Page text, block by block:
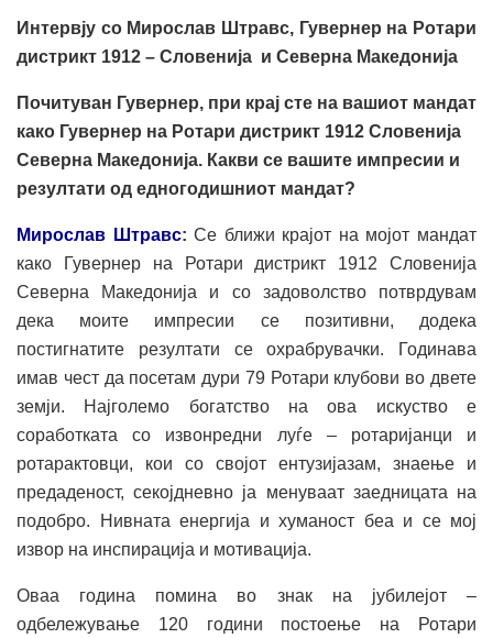
Интервју со Мирослав Штравс, Гувернер на Ротари
дистрикт 1912 – Словенија и Северна Македонија
Почитуван Гувернер, при крај сте на вашиот мандат
како Гувернер на Ротари дистрикт 1912 Словенија
Северна Македонија. Какви се вашите импресии и
резултати од едногодишниот мандат?
Мирослав Штравс:Се ближи крајот на мојот мандат
како Гувернер на Ротари дистрикт 1912 Словенија
Северна Македонија и со задоволство потврдувам
дека моите импресии се позитивни, додека
постигнатите резултати се охрабрувачки. Годинава
имав чест да посетам дури 79 Ротари клубови во двете
земји. Најголемо богатство на ова искуство е
соработката со извонредни луѓе – ротаријанци и
ротарактовци, кои со својот ентузијазам, знаење и
предаденост, секојдневно ја менуваат заедницата на
подобро. Нивната енергија и хуманост беа и се мој
извор на инспирација и мотивација.
Оваа година помина во знак на јубилејот –
одбележување 120 години постоење на Ротари